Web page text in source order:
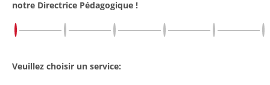
notre Directrice Pédagogique !
Veuillez choisir un service: